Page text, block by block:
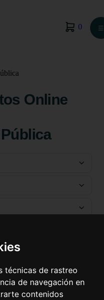
técnicas de rastreo
de navegación en
contenidos
0 ☰
Online